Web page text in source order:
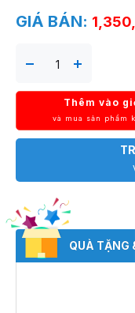
GIÁ BÁN:
Thêm vào
và mua sản phẩm
QUÀ TẶNG